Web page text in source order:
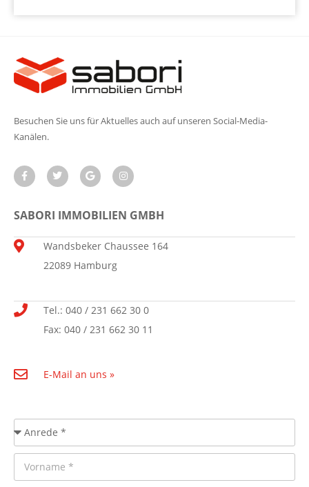
Besuchen Sie uns für Aktuelles auch auf unseren Social-Media-
Kanälen.
SABORI IMMOBILIEN GMBH
Wandsbeker Chaussee 164
22089 Hamburg
Tel.: 040 / 231 662 30 0
Fax: 040 / 231 662 30 11
E-Mail an uns »